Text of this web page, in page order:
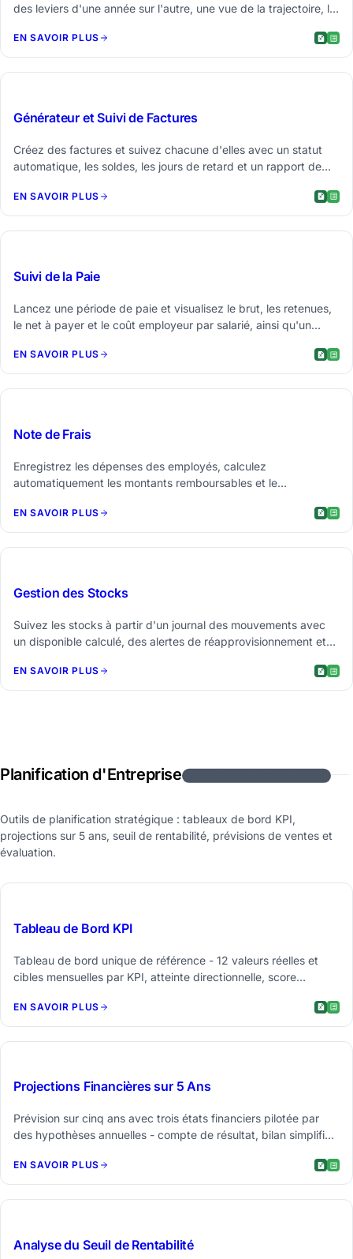
des leviers d'une année sur l'autre, une vue de la trajectoire, le
l'agressif.
EN SAVOIR PLUS
Générateur et Suivi de Factures
Créez des factures et suivez chacune d'elles avec un statut
automatique, les soldes, les jours de retard et un rapport de
EN SAVOIR PLUS
Suivi de la Paie
Lancez une période de paie et visualisez le brut, les retenues,
le net à payer et le coût employeur par salarié, ainsi qu'un
EN SAVOIR PLUS
Note de Frais
Enregistrez les dépenses des employés, calculez
automatiquement les montants remboursables et le
plafonds de la politique et soumettez un rapport clair.
EN SAVOIR PLUS
Gestion des Stocks
Suivez les stocks à partir d'un journal des mouvements avec
un disponible calculé, des alertes de réapprovisionnement et
EN SAVOIR PLUS
Planification d'Entreprise
Outils de planification stratégique : tableaux de bord KPI,
projections sur 5 ans, seuil de rentabilité, prévisions de ventes et
évaluation.
Tableau de Bord KPI
Tableau de bord unique de référence - 12 valeurs réelles et
cibles mensuelles par KPI, atteinte directionnelle, score
EN SAVOIR PLUS
Projections Financières sur 5 Ans
Prévision sur cinq ans avec trois états financiers pilotée par
des hypothèses annuelles - compte de résultat, bilan simplifié
EN SAVOIR PLUS
Analyse du Seuil de Rentabilité